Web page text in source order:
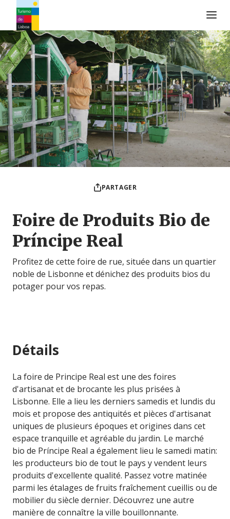
Logo de Turismo de Lisboa
PARTAGER
Foire de Produits Bio de
Príncipe Real
Profitez de cette foire de rue, située dans un quartier
noble de Lisbonne et dénichez des produits bios du
potager pour vos repas.
Détails
La foire de Principe Real est une des foires
d'artisanat et de brocante les plus prisées à
Lisbonne. Elle a lieu les derniers samedis et lundis du
mois et propose des antiquités et pièces d'artisanat
uniques de plusieurs époques et origines dans cet
espace tranquille et agréable du jardin. Le marché
bio de Príncipe Real a également lieu le samedi matin:
les producteurs bio de tout le pays y vendent leurs
produits d'excellente qualité. Passez votre matinée
parmi les étalages de fruits fraîchement cueillis ou de
mobilier du siècle dernier. Découvrez une autre
manière de connaître la ville bouillonnante.